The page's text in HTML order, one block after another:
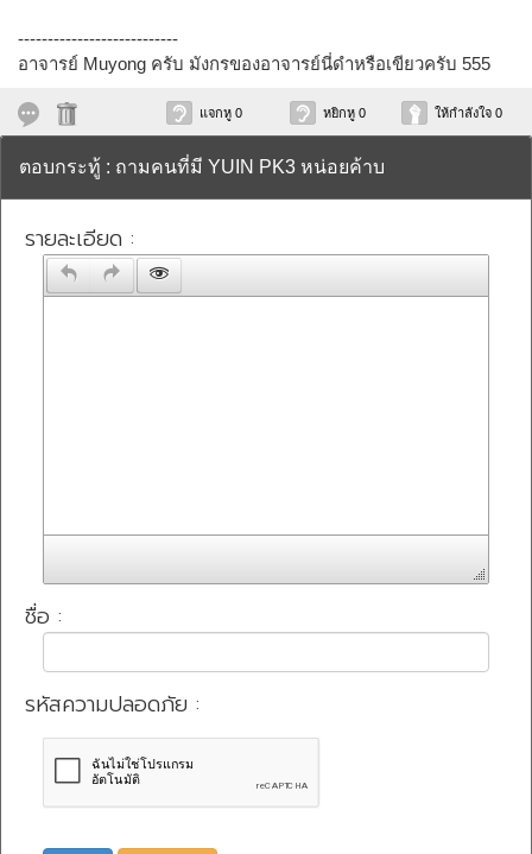
---------------------------
อาจารย์ Muyong ครับ มังกรของอาจารย์นี่ดำหรือเขียวครับ 555
แจกหู 0 หยิกหู 0 ให้กำลังใจ 0
ตอบกระทู้ : ถามคนที่มี YUIN PK3 หน่อยค้าบ
รายละเอียด :
ชื่อ :
รหัสความปลอดภัย :